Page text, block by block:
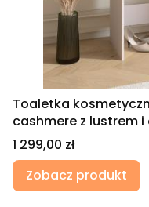
Toaletka
cashmere z lustrem i
Cena
1 299,00 zł
Zobacz produkt